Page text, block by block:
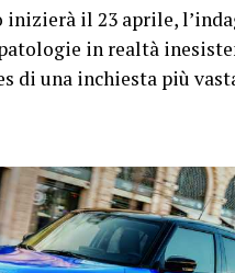
il 23 aprile,
in realtà
di una inchiesta più